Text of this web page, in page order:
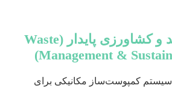
ه) مدیریت پسماند و کشاورزی پایدار (Waste
Management &
سیستم کمپوست‌ساز مکانیکی برای